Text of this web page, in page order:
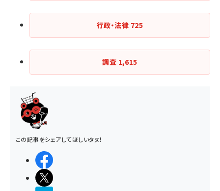
行政・法律 725
調査 1,615
この記事をシェアしてほしいタヌ！